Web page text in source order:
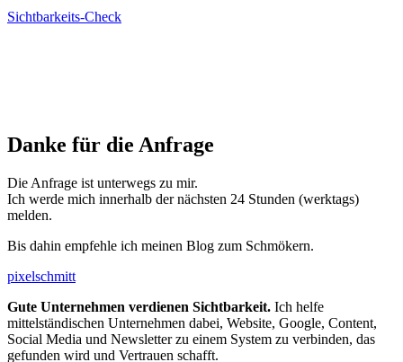
Sichtbarkeits-Check
Danke für die Anfrage
Die Anfrage ist unterwegs zu mir.
Ich werde mich innerhalb der nächsten 24 Stunden (werktags)
melden.
Bis dahin empfehle ich meinen Blog zum Schmökern.
pixelschmitt
Gute Unternehmen verdienen Sichtbarkeit. Ich helfe
mittelständischen Unternehmen dabei, Website, Google, Content,
Social Media und Newsletter zu einem System zu verbinden, das
gefunden wird und Vertrauen schafft.